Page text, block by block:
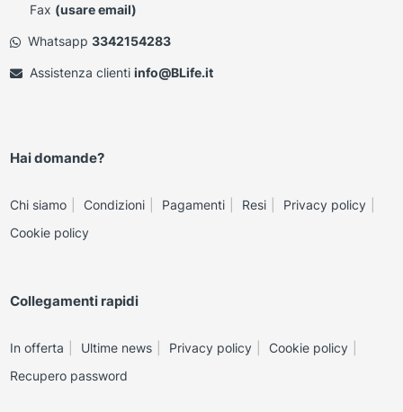
Fax (usare email)
Whatsapp 3342154283
Assistenza clienti info@BLife.it
Hai domande?
Chi siamo Condizioni Pagamenti Resi
Privacy policy
Cookie policy
Collegamenti rapidi
In offerta Ultime news Privacy policy
Cookie policy
Recupero password